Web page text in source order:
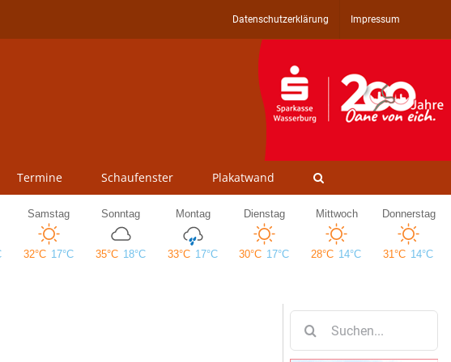
Datenschutzerklärung Impressum
Termine Schaufenster Plakatwand
nach: